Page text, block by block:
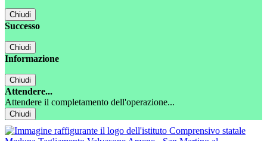
Chiudi
Successo
Chiudi
Informazione
Chiudi
Attendere...
Attendere il completamento dell'operazione...
Chiudi